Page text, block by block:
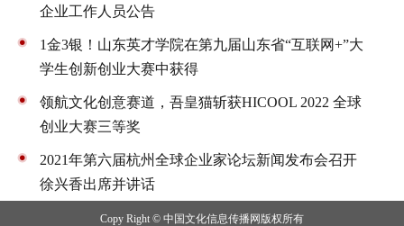
企业工作人员公告
1金3银！山东英才学院在第九届山东省“互联网+”大
学生创新创业大赛中获得
领航文化创意赛道，吾皇猫斩获HICOOL 2022 全球
创业大赛三等奖
2021年第六届杭州全球企业家论坛新闻发布会召开
徐兴香出席并讲话
Copy Right © 中国文化信息传播网版权所有